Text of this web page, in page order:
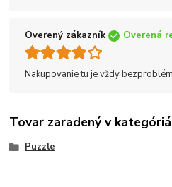
Overený zákazník Overená
Nakupovanie tu je vždy
Tovar zaradený v
Puzzle